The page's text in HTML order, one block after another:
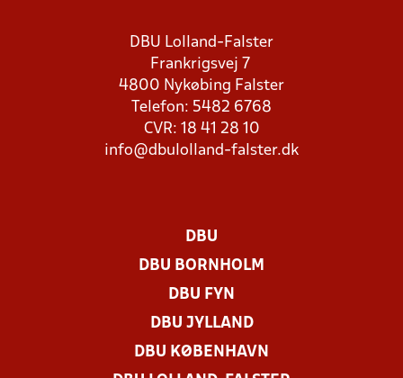
DBU Lolland-Falster
Frankrigsvej 7
4800 Nykøbing Falster
Telefon: 5482 6768
CVR: 18 41 28 10
info@dbulolland-falster.dk
DBU
DBU BORNHOLM
DBU FYN
DBU JYLLAND
DBU KØBENHAVN